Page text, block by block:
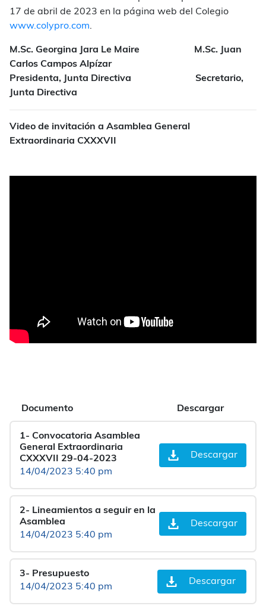
17 de abril de 2023 en la página web del Colegio
www.colypro.com.
M.Sc. Georgina Jara Le Maire M.Sc. Juan
Carlos Campos Alpízar
Presidenta, Junta Directiva Secretario,
Junta Directiva
Video de invitación a Asamblea General
Extraordinaria CXXXVII
Documento Descargar
1- Convocatoria Asamblea
General Extraordinaria
CXXXVII 29-04-2023
14/04/2023 5:40 pm
Descargar
2- Lineamientos a seguir en la
Asamblea
14/04/2023 5:40 pm
Descargar
3- Presupuesto
14/04/2023 5:40 pm
Descargar